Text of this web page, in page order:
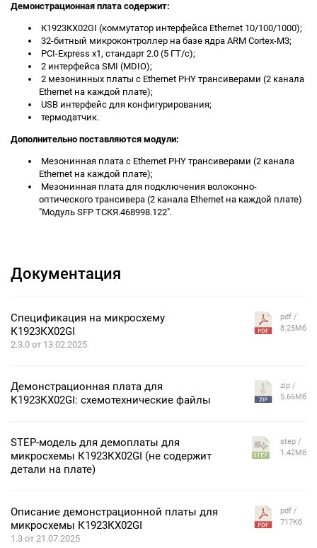
Демонстрационная плата содержит:
К1923КХ02GI (коммутатор интерфейса Ethernet 10/100/1000);
32-битный микроконтроллер на базе ядра ARM Cortex-M3;
PCI-Express x1, стандарт 2.0 (5 ГТ/с);
2 интерфейса SMI (MDIO);
2 мезонинных платы c Ethernet PHY трансиверами (2 канала
Ethernet на каждой плате);
USB интерфейс для конфигурирования;
термодатчик.
Дополнительно поставляются модули:
Мезонинная плата c Ethernet PHY трансиверами (2 канала
Ethernet на каждой плате);
Мезонинная плата для подключения волоконно-
оптического трансивера (2 канала Ethernet на каждой плате)
"Модуль SFP ТСКЯ.468998.122".
Документация
Спецификация на микросхему
К1923КХ02GI
2.3.0 от 13.02.2025
pdf /
8.25Мб
Демонстрационная плата для
К1923КХ02GI: схемотехнические файлы
zip /
5.66Мб
STEP-модель для демоплаты для
микросхемы К1923КХ02GI (не содержит
детали на плате)
step /
1.42Мб
Описание демонстрационной платы для
микросхемы К1923КХ02GI
1.3 от 21.07.2025
pdf /
717Кб